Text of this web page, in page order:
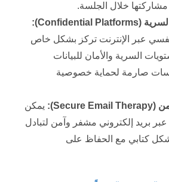
مشاركتها خلال الجلسة.
(
Confidential Platforms
):
عبر الإنترنت تركز بشكل خاص
السرية والأمان للبيانات
صارمة لحماية خصوصية
(
Secure Email Therapy
): يمكن
عبر بريد إلكتروني مشفر وآمن لتبادل
كتابي مع الحفاظ على